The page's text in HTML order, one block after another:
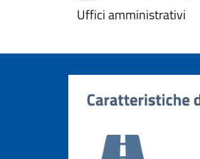
Uffici amministrativi